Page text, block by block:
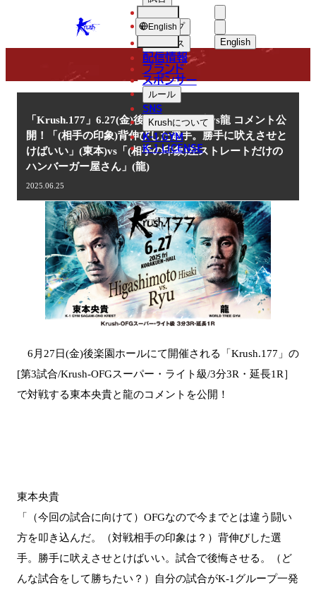
KRUSH English
한국어
中文（简体
ไทย
ショップ
ニュース
配信情報
ブランド
スポンサー
ルール
SNS
Krushについて
K-1 GYM
K-1 LICENSE
English
NEWS
ニュース
「Krush.177」6.27(金)後楽園 東本央貴vs龍 コメント公
開！「(相手の印象)背伸びした選手。勝手に吠えさせと
けばいい」(東本)vs「(相手の印象)左ストレートだけの
ハンバーガー屋さん」(龍)
2025.06.25
6月27日(金)後楽園ホールにて開催される「Krush.177」の
[第3試合/Krush-OFGスーパー・ライト級/3分3R・延長1R］
で対戦する東本央貴と龍のコメントを公開！
東本央貴
「（今回の試合に向けて）OFGなので今までとは違う闘い
方を叩き込んだ。（対戦相手の印象は？）背伸びした選
手。勝手に吠えさせとけばいい。試合で後悔させる。（ど
んな試合をして勝ちたい？）自分の試合がK-1グループ一発